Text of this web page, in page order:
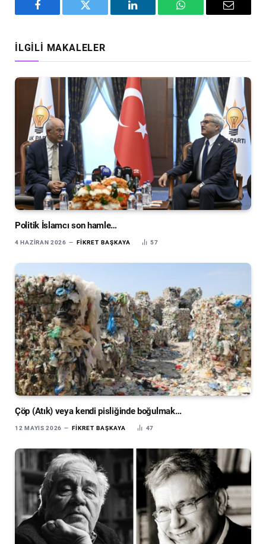
Facebook Twitter LinkedIn WhatsAppEmail
İLGILI MAKALELER
Politik İslamcı son hamle…
4 HAZIRAN 2026 FIKRET BAŞKAYA 57
Çöp (Atık) veya kendi pisliğinde boğulmak…
12 MAYIS 2026 FIKRET BAŞKAYA 47